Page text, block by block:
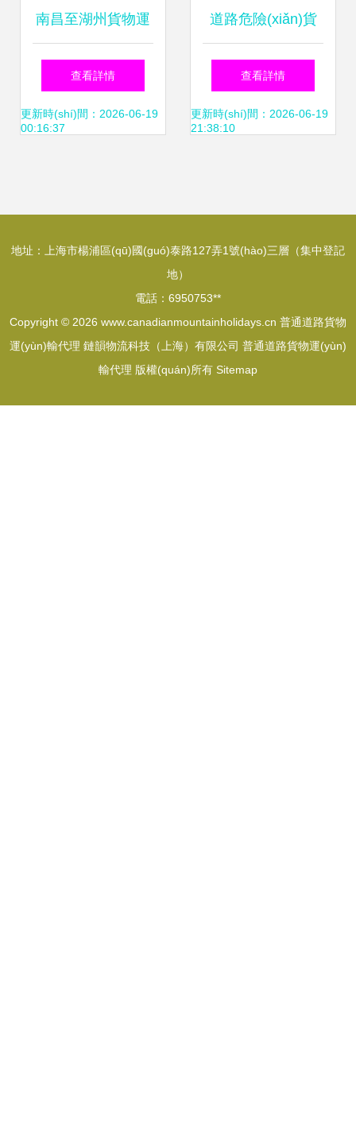
南昌至湖州貨物運
(yùn)輸代理服務
(wù)全解析——
南
查看詳情
更新時(shí)間：2026-06-19
00:16:37
道路危險(xiǎn)貨
物運(yùn)輸安全管
理 規(guī)范、挑戰
查看詳情
更新時(shí)間：2026-06-19
21:38:10
地址：上海市楊浦區(qū)國(guó)泰路127弄1號(hào)三層（集中登記
地）
電話：6950753**
Copyright © 2026 www.canadianmountainholidays.cn 普通道路貨物
運(yùn)輸代理 鏈韻物流科技（上海）有限公司 普通道路貨物運(yùn)
輸代理 版權(quán)所有 Sitemap